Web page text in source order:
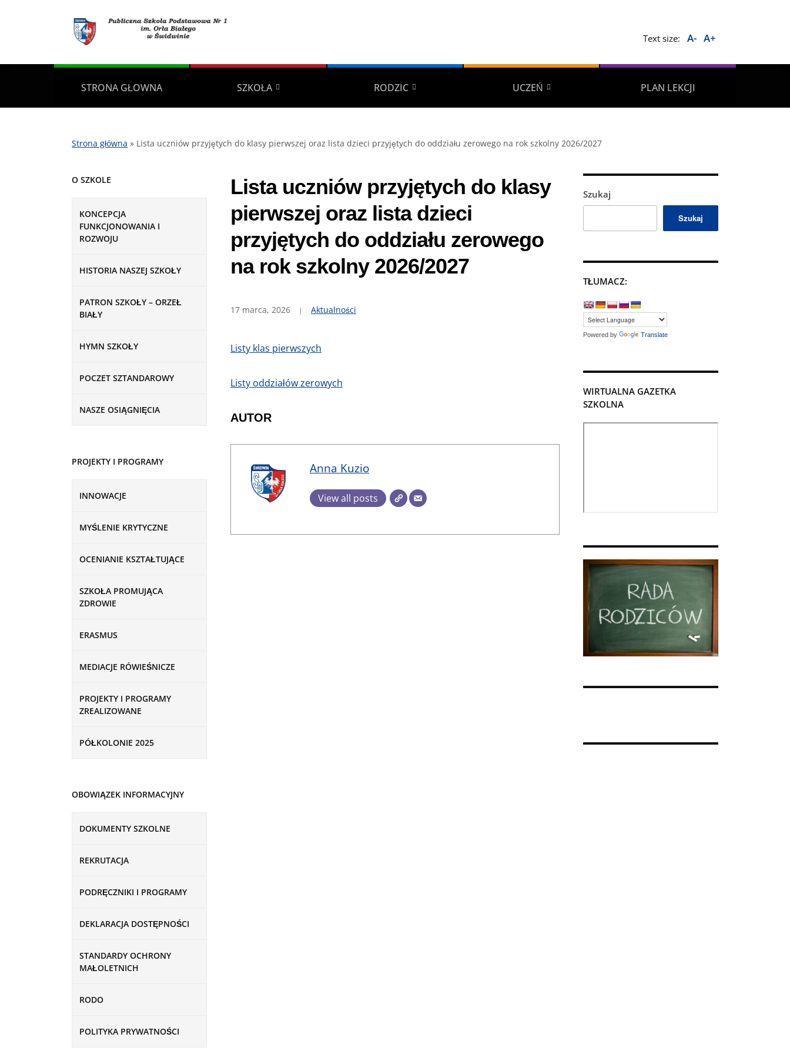
Text size: A- A+
STRONA GŁOWNA SZKOŁA RODZIC UCZEŃ PLAN LEKCJI
Strona główna » Lista uczniów przyjętych do klasy pierwszej oraz lista dzieci przyjętych do oddziału zerowego na rok szkolny 2026/2027
O SZKOLE
KONCEPCJA
FUNKCJONOWANIA I
ROZWOJU
HISTORIA NASZEJ SZKOŁY
PATRON SZKOŁY – ORZEŁ
BIAŁY
HYMN SZKOŁY
POCZET SZTANDAROWY
NASZE OSIĄGNIĘCIA
PROJEKTY I PROGRAMY
INNOWACJE
MYŚLENIE KRYTYCZNE
OCENIANIE KSZTAŁTUJĄCE
SZKOŁA PROMUJĄCA
ZDROWIE
ERASMUS
MEDIACJE RÓWIEŚNICZE
PROJEKTY I PROGRAMY
ZREALIZOWANE
PÓŁKOLONIE 2025
OBOWIĄZEK INFORMACYJNY
DOKUMENTY SZKOLNE
REKRUTACJA
PODRĘCZNIKI I PROGRAMY
DEKLARACJA DOSTĘPNOŚCI
STANDARDY OCHRONY
MAŁOLETNICH
RODO
POLITYKA PRYWATNOŚCI
Lista uczniów przyjętych do klasy
pierwszej oraz lista dzieci
przyjętych do oddziału zerowego
na rok szkolny 2026/2027
17 marca, 2026 Aktualności
Listy klas pierwszych
Listy oddziałów zerowych
AUTOR
Anna Kuzio
View all posts
Szukaj
Szukaj
TŁUMACZ:
Powered by Translate
WIRTUALNA GAZETKA
SZKOLNA